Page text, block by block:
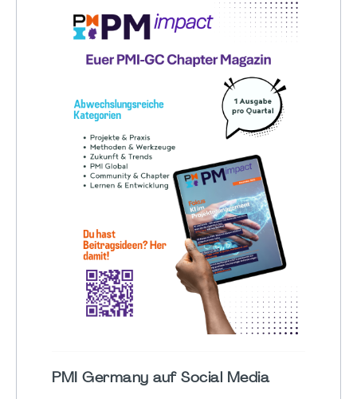
PMI Germany auf Social Media